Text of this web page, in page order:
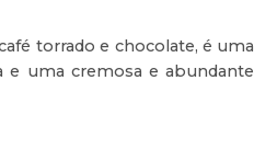
torrado e chocolate, é uma
e uma cremosa e abundante